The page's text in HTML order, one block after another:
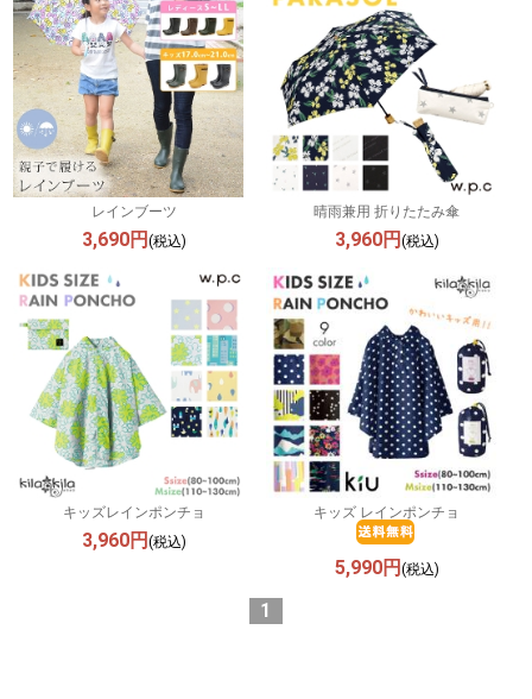
レインブーツ
3,690円(税込)
晴雨兼用 折りたたみ傘
3,960円 (税込)
キッズレインポンチョ
3,960円(税込)
キッズ レインポンチョ
5,990円 (税込)
1